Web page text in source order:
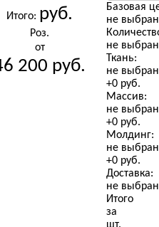
Итого: руб.
Роз.
от
200 руб.
Базовая
не
не
Ткань:
не
+0 руб.
Массив:
не
+0 руб.
Молдинг:
не
+0 руб.
Доставка:
не
Итого
за